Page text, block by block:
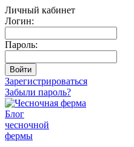
Личный кабинет
Логин:
Пароль:
Зарегистрироваться
Забыли пароль?
Блог
чесночной
фермы